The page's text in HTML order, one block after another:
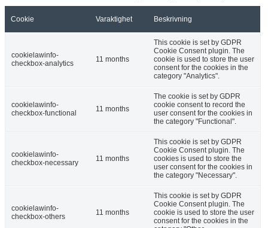
Cookie Varaktighet Beskrivning
cookielawinfo-
checkbox-analytics
11 months
This cookie is set by GDPR
Cookie Consent plugin. The
cookie is used to store the user
consent for the cookies in the
category "Analytics".
cookielawinfo-
checkbox-functional
11 months
The cookie is set by GDPR
cookie consent to record the
user consent for the cookies in
the category "Functional".
cookielawinfo-
checkbox-necessary
11 months
This cookie is set by GDPR
Cookie Consent plugin. The
cookies is used to store the
user consent for the cookies in
the category "Necessary".
cookielawinfo-
checkbox-others
11 months
This cookie is set by GDPR
Cookie Consent plugin. The
cookie is used to store the user
consent for the cookies in the